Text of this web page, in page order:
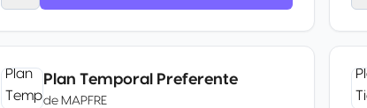
Plan Temporal Preferente
de MAPFRE